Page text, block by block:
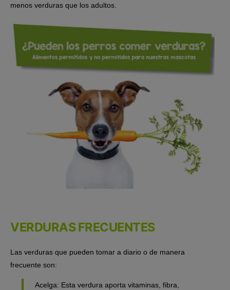
menos verduras que los adultos.
VERDURAS FRECUENTES
Las verduras que pueden tomar a diario o de manera
frecuente son:
Acelga: Esta verdura aporta vitaminas, fibra,